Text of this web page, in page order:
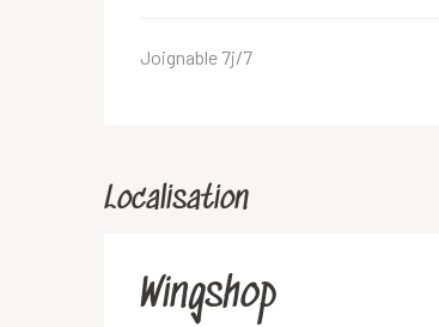
Joignable 7j/7
Localisation
Wingshop